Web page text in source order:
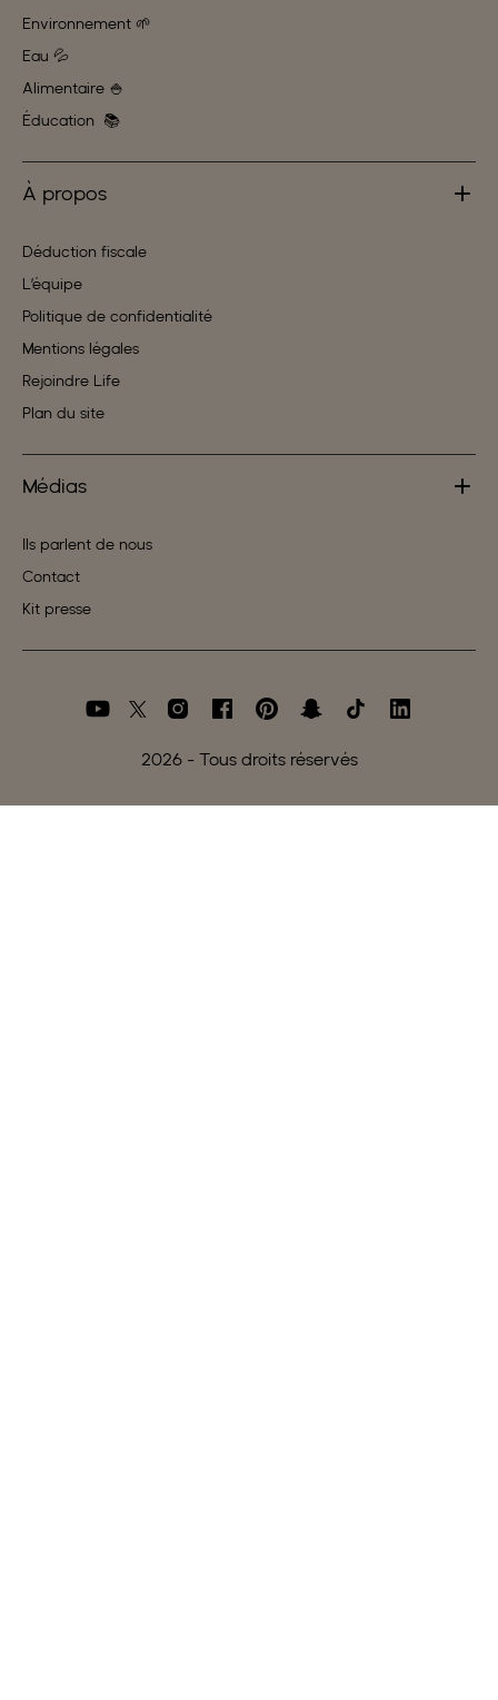
Environnement 🌱
Eau 💦
Alimentaire 🍚
Éducation 📚
À propos
Déduction fiscale
L’équipe
Politique de confidentialité
Mentions légales
Rejoindre Life
Plan du site
Médias
Ils parlent de nous
Contact
Kit presse
2026- Tous droits réservés